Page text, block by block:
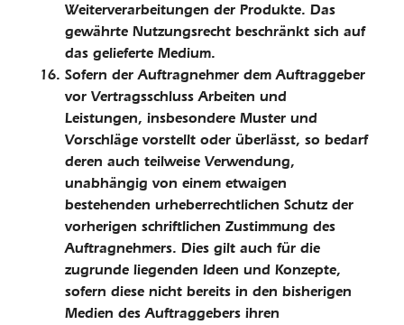
Weiterverarbeitungen der Produkte. Das
gewährte Nutzungsrecht beschränkt sich auf
das gelieferte Medium.
Sofern der Auftragnehmer dem Auftraggeber
vor Vertragsschluss Arbeiten und
Leistungen, insbesondere Muster und
Vorschläge vorstellt oder überlässt, so bedarf
deren auch teilweise Verwendung,
unabhängig von einem etwaigen
bestehenden urheberrechtlichen Schutz der
vorherigen schriftlichen Zustimmung des
Auftragnehmers. Dies gilt auch für die
zugrunde liegenden Ideen und Konzepte,
sofern diese nicht bereits in den bisherigen
Medien des Auftraggebers ihren